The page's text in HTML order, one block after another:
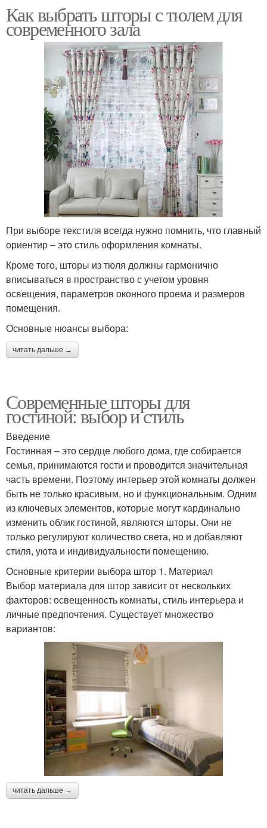
Как выбрать шторы с тюлем для
современного зала
При выборе текстиля всегда нужно помнить, что главный
ориентир – это стиль оформления комнаты.
Кроме того, шторы из тюля должны гармонично
вписываться в пространство с учетом уровня
освещения, параметров оконного проема и размеров
помещения.
Основные нюансы выбора:
читать дальше →
Современные шторы для
гостиной: выбор и стиль
Введение
Гостинная – это сердце любого дома, где собирается
семья, принимаются гости и проводится значительная
часть времени. Поэтому интерьер этой комнаты должен
быть не только красивым, но и функциональным. Одним
из ключевых элементов, которые могут кардинально
изменить облик гостиной, являются шторы. Они не
только регулируют количество света, но и добавляют
стиля, уюта и индивидуальности помещению.
Основные критерии выбора штор 1. Материал
Выбор материала для штор зависит от нескольких
факторов: освещенность комнаты, стиль интерьера и
личные предпочтения. Существует множество
вариантов:
читать дальше →